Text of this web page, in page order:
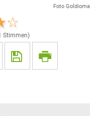
Foto Goldioma
Stimmen)